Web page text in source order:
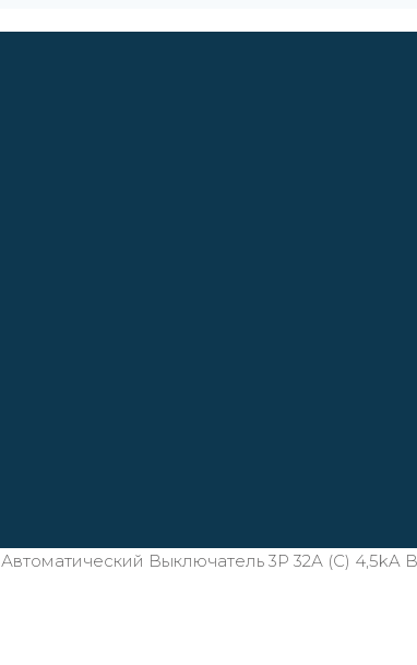
Автоматический Выключатель 3P 32А (C) 4,5kA